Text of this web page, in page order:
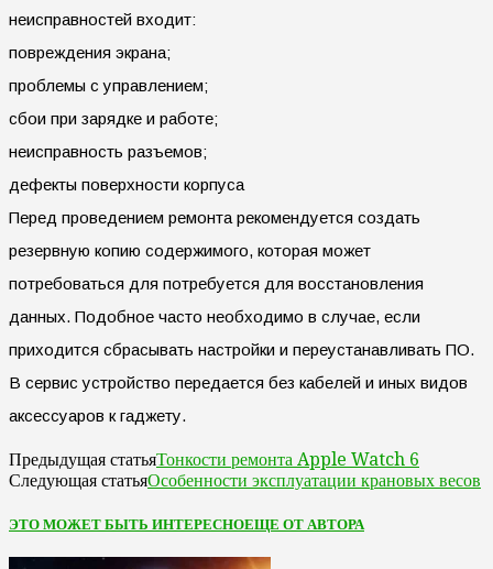
неисправностей входит:
повреждения экрана;
проблемы с управлением;
сбои при зарядке и работе;
неисправность разъемов;
дефекты поверхности корпуса
Перед проведением ремонта рекомендуется создать
резервную копию содержимого, которая может
потребоваться для потребуется для восстановления
данных. Подобное часто необходимо в случае, если
приходится сбрасывать настройки и переустанавливать ПО.
В сервис устройство передается без кабелей и иных видов
аксессуаров к гаджету.
Предыдущая статьяТонкости ремонта Apple Watch 6
Следующая статьяОсобенности эксплуатации крановых весов
ЭТО МОЖЕТ БЫТЬ ИНТЕРЕСНОЕЩЕ ОТ АВТОРА